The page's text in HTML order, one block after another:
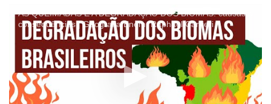
AS QUEIMADAS E A DEGRADAÇÃO DOS BIOMAS: causas e
consequências | Geografia Enem. Raphael Carrieri